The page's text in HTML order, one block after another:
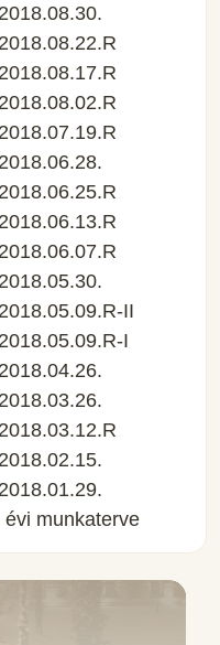
II
I
munkaterve